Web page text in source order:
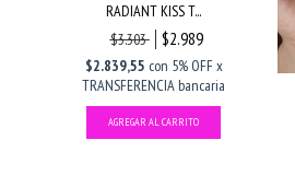
RADIANT KISS T...
$3.303
$2.989
$2.839,55 con 5% OFF x
TRANSFERENCIA bancaria